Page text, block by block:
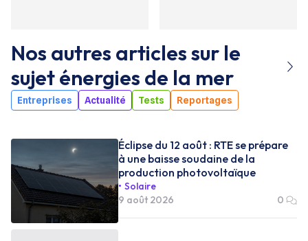
Nos autres articles sur le
sujeténergies de la mer
Entreprises Actualité Tests Reportages
Éclipse du 12 août : RTE se prépare
à une baisse soudaine de la
production photovoltaïque
Solaire
9 août 2026
0